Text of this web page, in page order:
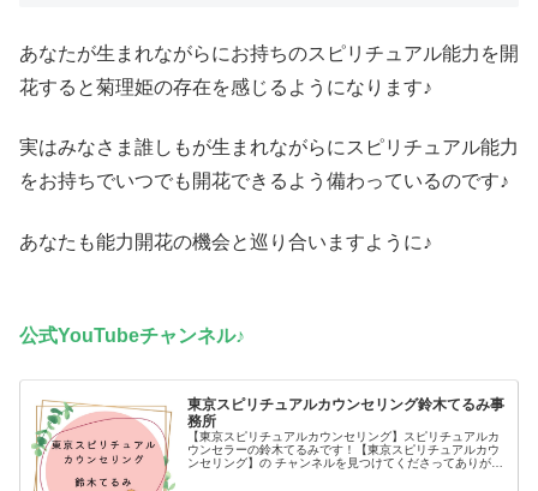
あなたが生まれながらにお持ちのスピリチュアル能力を開
花すると菊理姫の存在を感じるようになります♪
実はみなさま誰しもが生まれながらにスピリチュアル能力
をお持ちでいつでも開花できるよう備わっているのです♪
あなたも能力開花の機会と巡り合いますように♪
公式YouTubeチャンネル♪
東京スピリチュアルカウンセリング鈴木てるみ事
務所
【東京スピリチュアルカウンセリング】スピリチュアルカ
ウンセラーの鈴木てるみです！【東京スピリチュアルカウ
ンセリング】の チャンネルを見つけてくださってありがと